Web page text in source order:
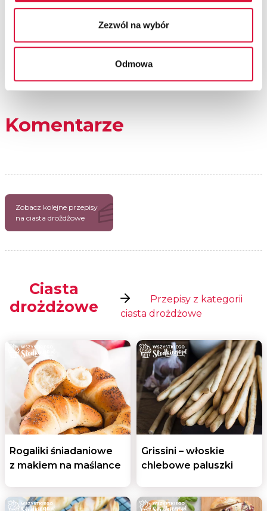
Zezwól na wybór
Odmowa
Komentarze
Zobacz kolejne przepisy
na ciasta drożdżowe
Ciasta
drożdżowe
Przepisy z kategorii
ciasta drożdżowe
Rogaliki śniadaniowe
z makiem na maślance
Grissini – włoskie
chlebowe paluszki